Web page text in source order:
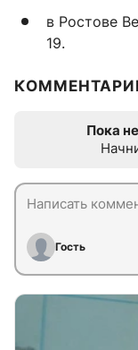
в Ростове
19.
Пока
Гость